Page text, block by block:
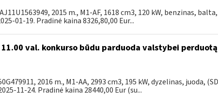
2015 m., M1-AF, 1618 cm3, 120 kW, benzinas,
01-19. Pradinė kaina 8326,80,00 Eur...
11.00 val. konkurso būdu parduoda valstybei perduotą
2016 m., M1-AA, 2993 cm3, 195 kW, dyzelinas, juoda,
11-24. Pradinė kaina 28440,00 Eur (su...